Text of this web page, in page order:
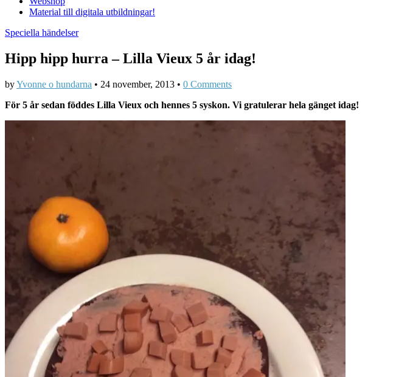
Material till digitala utbildningar!
Speciella händelser
Hipp hipp hurra – Lilla Vieux 5 år idag!
byYvonne o hundarna • 24 november, 2013 • 0 Comments
För 5 år sedan föddes Lilla Vieux och hennes 5 syskon. Vi gratulerar hela gänget idag!